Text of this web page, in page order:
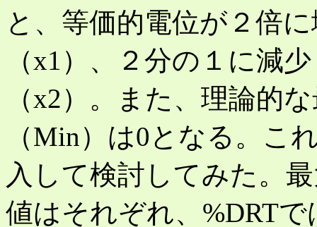
と、等価的電位が２倍
（x1）、２分の１に減
（x2）。また、理論的
（Min）は0となる。こ
入して検討してみた。
値はそれぞれ、%DRT